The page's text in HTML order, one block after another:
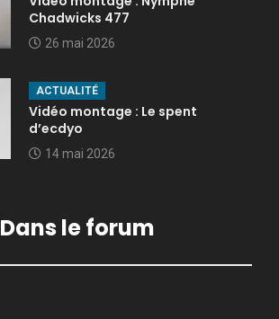
Chadwicks 477
26 mai 2026
ACTUALITÉ
Vidéo montage : Le spent
d’ecdyo
14 mai 2026
Dans le forum